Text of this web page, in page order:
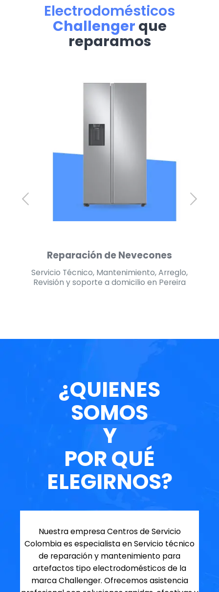
Electrodomésticos
Challenger que
reparamos
Reparación de Secadoras
Servicio Técnico, Mantenimiento, Arreglo,
Revisión y soporte a domicilio en Pereira
¿QUIENES
SOMOS
Y
POR QUÉ
ELEGIRNOS?
Nuestra empresa Centros de Servicio
Colombia es especialista en Servicio técnico
de reparación y mantenimiento para
artefactos tipo electrodomésticos de la
marca Challenger. Ofrecemos asistencia